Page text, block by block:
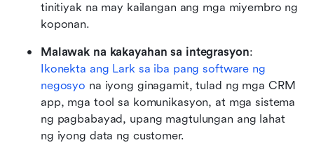
tinitiyak na may kailangan ang mga miyembro ng
koponan.
Malawak na kakayahan sa integrasyon
Ikonekta ang Lark sa iba pang software ng
negosyo na iyong ginagamit, tulad ng mga CRM
app, mga tool sa komunikasyon, at mga sistema
ng pagbabayad, upang magtulungan ang lahat
ng iyong data ng customer.